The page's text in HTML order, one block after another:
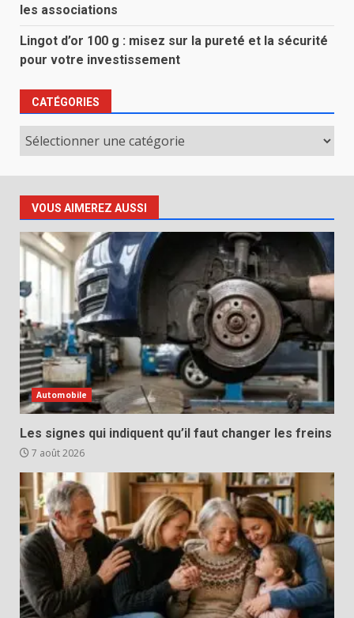
les associations
Lingot d’or 100 g : misez sur la pureté et la sécurité
pour votre investissement
CATÉGORIES
Catégories
VOUS AIMEREZ AUSSI
Automobile
Les signes qui indiquent qu’il faut changer les freins
7 août 2026